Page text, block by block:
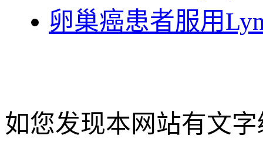
卵巢癌患者服用
如您发现本网站有文